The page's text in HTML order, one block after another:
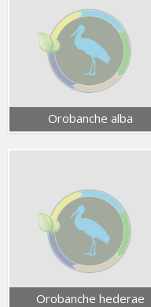
Orobanche alba
Orobanche hederae